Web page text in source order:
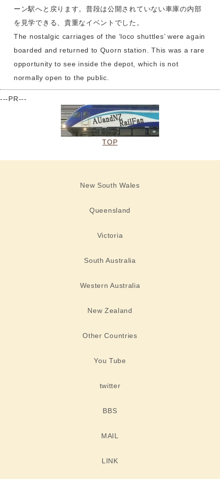
ーン駅へと戻ります。普段は公開されていない車庫の内部
を見学できる、貴重なイベントでした。
The nostalgic carriages of the ‘loco shuttles’ were again
boarded and returned to Quorn station. This was a rare
opportunity to see inside the depot, which is not
normally open to the public.
---PR---
TOP
New South Wales
Queensland
Victoria
South Australia
Western Australia
New Zealand
Other Countries
You Tube
twitter
BBS
MAIL
LINK